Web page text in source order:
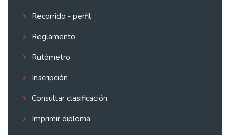
Recorrido - perfil
Reglamento
Rutómetro
Inscripción
Consultar clasificación
Imprimir diploma